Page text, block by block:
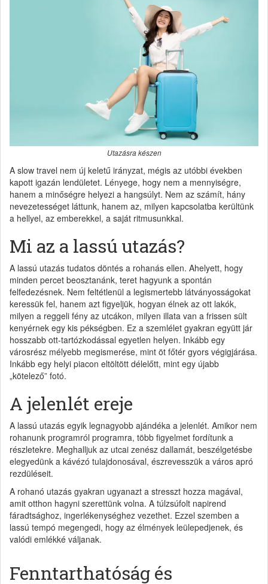
Utazásra készen
A slow travel nem új keletű irányzat, mégis az utóbbi években
kapott igazán lendületet. Lényege, hogy nem a mennyiségre,
hanem a minőségre helyezi a hangsúlyt. Nem az számít, hány
nevezetességet láttunk, hanem az, milyen kapcsolatba kerültünk
a hellyel, az emberekkel, a saját ritmusunkkal.
Mi az a lassú utazás?
A lassú utazás tudatos döntés a rohanás ellen. Ahelyett, hogy
minden percet beosztanánk, teret hagyunk a spontán
felfedezésnek. Nem feltétlenül a legismertebb látványosságokat
keressük fel, hanem azt figyeljük, hogyan élnek az ott lakók,
milyen a reggeli fény az utcákon, milyen illata van a frissen sült
kenyérnek egy kis pékségben. Ez a szemlélet gyakran együtt jár
hosszabb ott-tartózkodással egyetlen helyen. Inkább egy
városrész mélyebb megismerése, mint öt főtér gyors végigjárása.
Inkább egy helyi piacon eltöltött délelőtt, mint egy újabb
„kötelező” fotó.
A jelenlét ereje
A lassú utazás egyik legnagyobb ajándéka a jelenlét. Amikor nem
rohanunk programról programra, több figyelmet fordítunk a
részletekre. Meghalljuk az utcai zenész dallamát, beszélgetésbe
elegyedünk a kávézó tulajdonosával, észrevesszük a város apró
rezdüléseit.
A rohanó utazás gyakran ugyanazt a stresszt hozza magával,
amit otthon hagyni szerettünk volna. A túlzsúfolt napirend
fáradtsághoz, ingerlékenységhez vezethet. Ezzel szemben a
lassú tempó megengedi, hogy az élmények leülepedjenek, és
valódi emlékké váljanak.
Fenntarthatóság és